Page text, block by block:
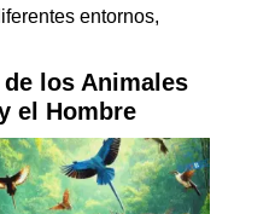
entornos,
los Animales
el Hombre